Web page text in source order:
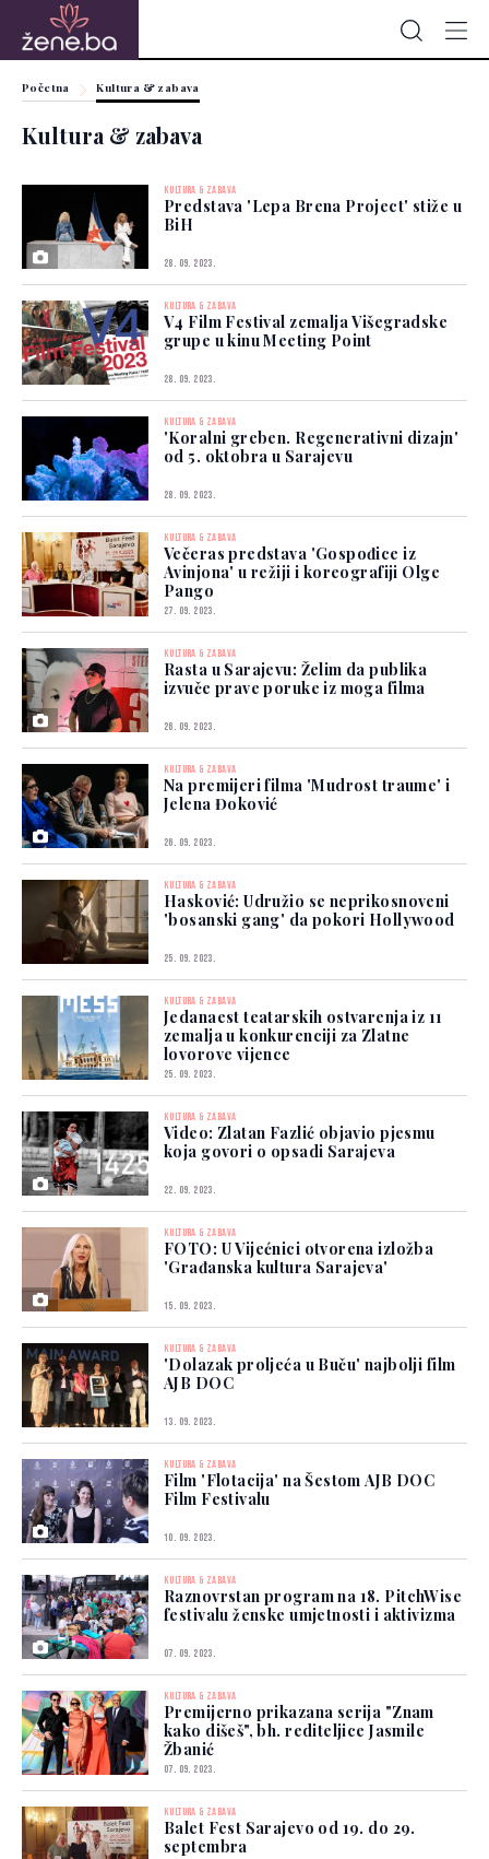
Početna Kultura & zabava
Kultura & zabava
KULTURA & ZABAVA
Predstava 'Lepa Brena Project' stiže u
BiH
28. 09. 2023.
KULTURA & ZABAVA
V4 Film Festival zemalja Višegradske
grupe u kinu Meeting Point
28. 09. 2023.
KULTURA & ZABAVA
'Koralni greben. Regenerativni dizajn'
od 5. oktobra u Sarajevu
28. 09. 2023.
KULTURA & ZABAVA
Večeras predstava 'Gospođice iz
Avinjona' u režiji i koreografiji Olge
Pango
27. 09. 2023.
KULTURA & ZABAVA
Rasta u Sarajevu: Želim da publika
izvuče prave poruke iz moga filma
26. 09. 2023.
KULTURA & ZABAVA
Na premijeri filma 'Mudrost traume' i
Jelena Đoković
26. 09. 2023.
KULTURA & ZABAVA
Hasković: Udružio se neprikosnoveni
'bosanski gang' da pokori Hollywood
25. 09. 2023.
KULTURA & ZABAVA
Jedanaest teatarskih ostvarenja iz 11
zemalja u konkurenciji za Zlatne
lovorove vijence
25. 09. 2023.
KULTURA & ZABAVA
Video: Zlatan Fazlić objavio pjesmu
koja govori o opsadi Sarajeva
22. 09. 2023.
KULTURA & ZABAVA
FOTO: U Vijećnici otvorena izložba
'Građanska kultura Sarajeva'
15. 09. 2023.
KULTURA & ZABAVA
'Dolazak proljeća u Buču' najbolji film
AJB DOC
13. 09. 2023.
KULTURA & ZABAVA
Film 'Flotacija' na Šestom AJB DOC
Film Festivalu
10. 09. 2023.
KULTURA & ZABAVA
Raznovrstan program na 18. PitchWise
festivalu ženske umjetnosti i aktivizma
07. 09. 2023.
KULTURA & ZABAVA
Premijerno prikazana serija "Znam
kako dišeš", bh. rediteljice Jasmile
Žbanić
07. 09. 2023.
KULTURA & ZABAVA
Balet Fest Sarajevo od 19. do 29.
septembra